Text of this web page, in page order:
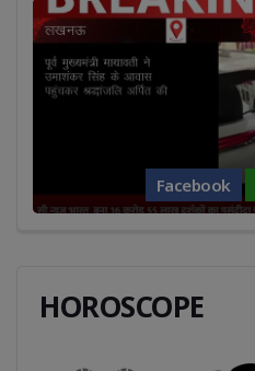
Facebook
HOROSCOPE